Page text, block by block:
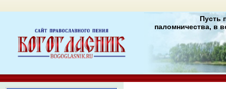
Пусть
паломничества, в